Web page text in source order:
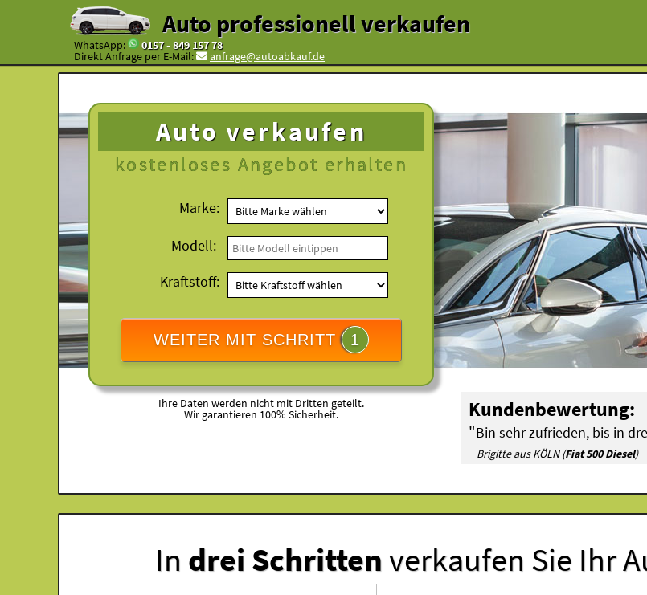
Auto professionell verkaufen
WhatsApp: 0157 - 849 157 78
Direkt Anfrage per E-Mail: anfrage@autoabkauf.de
Auto verkaufen
kostenloses Angebot erhalten
Marke:
Modell:
Kraftstoff:
WEITER MIT SCHRITT 1
Ihre Daten werden nicht mit Dritten geteilt.
Wir garantieren 100% Sicherheit. Kundenbewertung:
"Bin sehr zufrieden, bis in
Brigitte aus KÖLN (Fiat 500 Diesel)
In drei Schrittenverkaufen Sie Ihr